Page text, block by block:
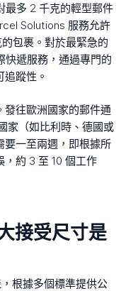
多 2 千克的輕型郵件
Solutions 服務允許
包裹。對於最緊急的
快遞服務，通過專門的
蹤性。
發往歐洲國家的郵件通
家（如比利時、德國或
要一至兩週，即根據所
約 3 至 10 個工作
接受尺寸是
根據多個標準提供公